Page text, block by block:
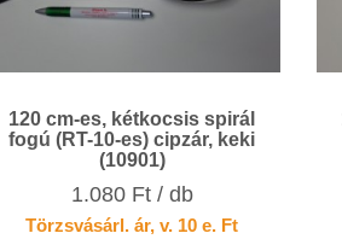
120 cm-es, kétkocsis spirál
fogú (RT-10-es) cipzár, keki
(10901)
1.080 Ft / db
Törzsvásárl. ár, v. 10 e. Ft